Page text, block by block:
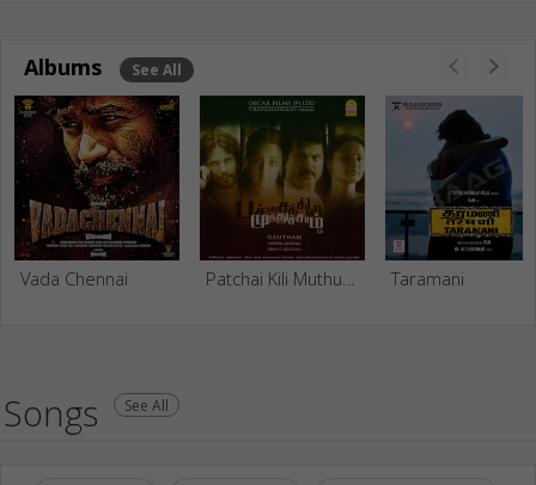
Albums See All
Vada Chennai Patchai Kili Muthucharam (Original Motion Picture Soundtrack) Taramani
Songs See All